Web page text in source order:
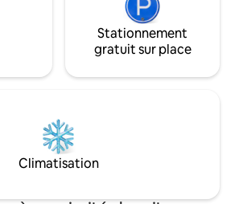
Stationnement
gratuit sur place
Climatisation